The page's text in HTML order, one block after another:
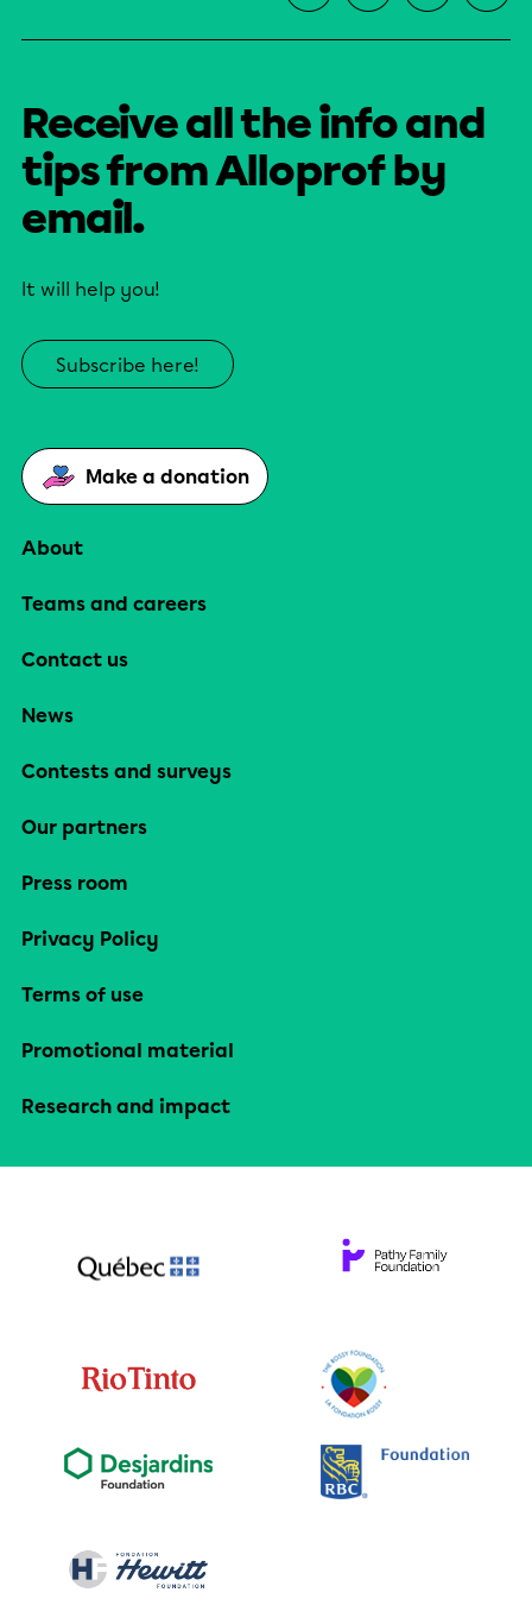
Receive all the info and
tips from Alloprof by
email.
It will help you!
Subscribe here!
Make a donation
About
Teams and careers
Contact us
News
Contests and surveys
Our partners
Press room
Privacy Policy
Terms of use
Promotional material
Research and impact